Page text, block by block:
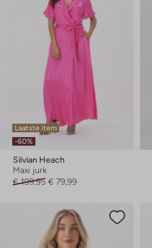
Laatste item
-60%
Silvian Heach
Maxi jurk
€ 199,95 € 79,99